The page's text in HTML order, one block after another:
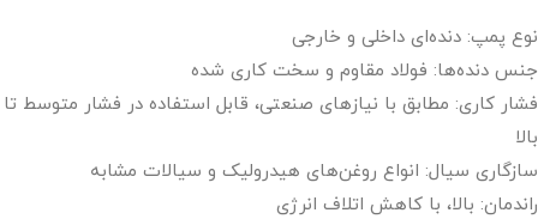
نوع پمپ: دنده‌ای داخلی و خارجی
جنس دنده‌ها: فولاد مقاوم و سخت کاری شده
فشار کاری: مطابق با نیازهای صنعتی، قابل استفاده در فشار متوسط تا
بالا
سازگاری سیال: انواع روغن‌های هیدرولیک و سیالات مشابه
راندمان: بالا، با کاهش اتلاف انرژی